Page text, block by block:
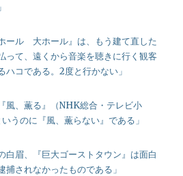
ール 大ホール』は、もう建て直した
って、遠くから音楽を聴きに行く観客
ハコである。2度と行かない」
風、薫る』（NHK総合・テレビ小
うのに『風、薫らない』である」
白眉、『巨大ゴーストタウン』は面白
捕されなかったものである」